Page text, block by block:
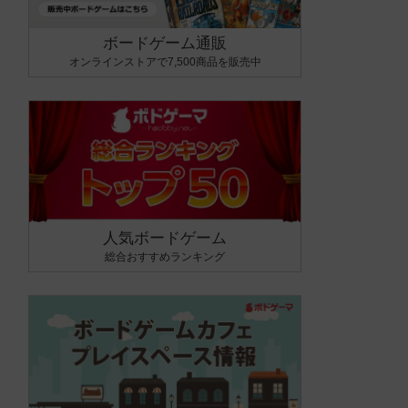
ボードゲーム通販
オンラインストアで7,500商品を販売中
人気ボードゲーム
総合おすすめランキング